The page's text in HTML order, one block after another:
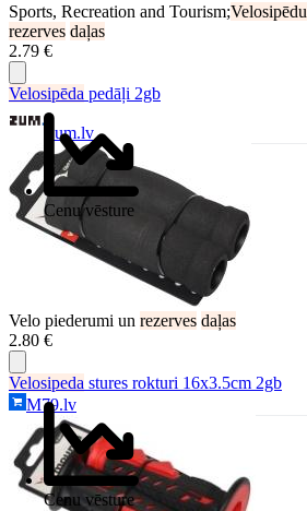
Sports, Recreation and Tourism;Velosipēdu
rezerves daļas
2.79 €
Cenu vēsture
Velosipēda pedāļi 2gb
Zum.lv
Velo piederumi un rezerves daļas
2.80 €
Cenu vēsture
Velosipeda stures rokturi 16x3.5cm 2gb
M79.lv